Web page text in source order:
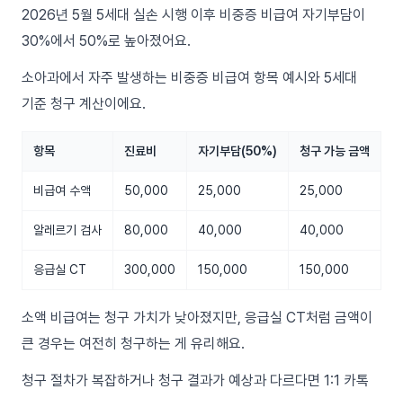
2026년 5월 5세대 실손 시행 이후 비중증 비급여 자기부담이
30%에서 50%로 높아졌어요.
소아과에서 자주 발생하는 비중증 비급여 항목 예시와 5세대
기준 청구 계산이에요.
항목 진료비 자기부담(50%) 청구 가능 금액
비급여 수액 50,000 25,000 25,000
알레르기 검사 80,000 40,000 40,000
응급실 CT 300,000 150,000 150,000
소액 비급여는 청구 가치가 낮아졌지만, 응급실 CT처럼 금액이
큰 경우는 여전히 청구하는 게 유리해요.
청구 절차가 복잡하거나 청구 결과가 예상과 다르다면 1:1 카톡